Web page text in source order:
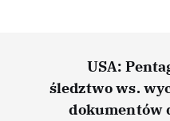
USA:
śledztwo ws.
dokumentów